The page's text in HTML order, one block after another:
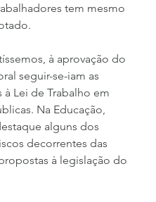
tem mesmo
à aprovação do
seguir-se-iam as
à Lei de Trabalho em
Na Educação,
alguns dos
decorrentes das
à legislação do